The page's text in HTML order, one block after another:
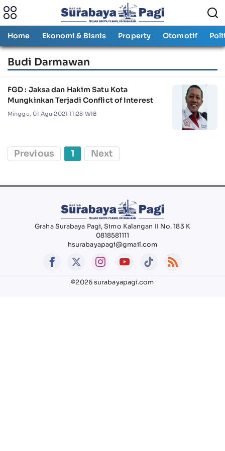
Home Ekonomi & Bisnis Property Otomotif
Budi Darmawan
FGD : Jaksa dan Hakim Satu Kota
Mungkinkan Terjadi Conflict of Interest
Minggu, 01 Agu 2021 11:28 WIB
Previous 1 Next
Graha Surabaya Pagi, Simo Kalangan II No. 183 K
0818581111
hsurabayapagi@gmail.com
©2026 surabayapagi.com